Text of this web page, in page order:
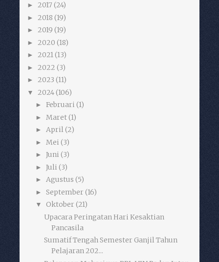
► 2017 (24)
► 2018 (19)
► 2019 (19)
► 2020 (18)
► 2021(13)
► 2022 (3)
► 2023 (11)
▼ 2024(106)
► Februari (1)
► Maret(1)
► April(2)
► Mei (3)
► Juni (3)
► Juli (3)
► Agustus (5)
► September (16)
▼ Oktober (21)
Upacara Peringatan Hari Kesaktian
Pancasila
Sumatif Tengah Semester Ganjil Tahun
Pelajaran 202...